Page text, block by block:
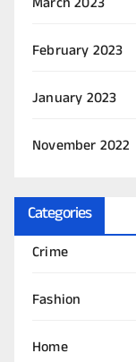
March 2023
February 2023
January 2023
November 2022
Categories
Crime
Fashion
Home